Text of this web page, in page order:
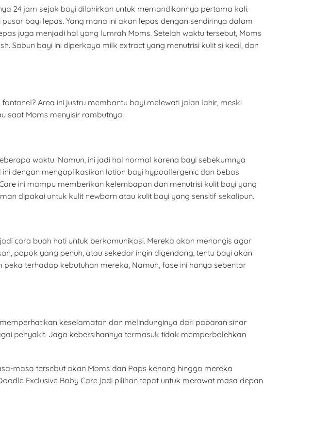
24 jam sejak bayi dilahirkan untuk memandikannya pertama kali.
bayi lepas. Yang mana ini akan lepas dengan sendirinya dalam
juga menjadi hal yang lumrah Moms. Setelah waktu tersebut, Moms
Sabun bayi ini diperkaya milk extract yang menutrisi kulit si kecil, dan
Area ini justru membantu bayi melewati jalan lahir, meski
saat Moms menyisir rambutnya.
waktu. Namun, ini jadi hal normal karena bayi sebekumnya
dengan mengaplikasikan lotion bayi hypoallergenic dan bebas
ini mampu memberikan kelembapan dan menutrisi kulit bayi yang
dipakai untuk kulit newborn atau kulit bayi yang sensitif sekalipun.
cara buah hati untuk berkomunikasi. Mereka akan menangis agar
popok yang penuh, atau sekedar ingin digendong, tentu bayi akan
terhadap kebutuhan mereka, Namun, fase ini hanya sebentar
keselamatan dan melindunginya dari paparan sinar
penyakit. Jaga kebersihannya termasuk tidak memperbolehkan
masa tersebut akan Moms dan Paps kenang hingga mereka
Exclusive Baby Care jadi pilihan tepat untuk merawat masa depan